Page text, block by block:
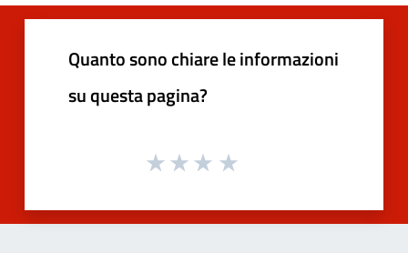
Quanto sono chiare le informazioni
su questa pagina?